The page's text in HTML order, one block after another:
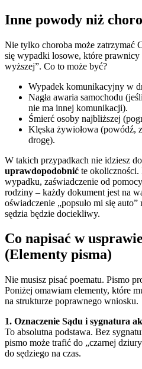
Inne powody niż
Nie tylko choroba może zatrzymać
się wypadki losowe, które prawnicy
wyższej”. Co to może być?
Wypadek komunikacyjny w
Nagła awaria samochodu
nie ma innej komunikacji).
Śmierć osoby najbliższej
Klęska żywiołowa (powódź,
drogę).
W takich przypadkach nie idziesz
uprawdopodobnić te okoliczności.
wypadku, zaświadczenie od
rodziny – każdy dokument jest na
oświadczenie „popsuło mi się
sędzia będzie dociekliwy.
Co napisać w
(Elementy pisma)
Nie musisz pisać poematu. Pismo
Poniżej omawiam elementy, które
na strukturze poprawnego wniosku.
1. Oznaczenie Sądu i sygnatura
To absolutna podstawa. Bez
pismo może trafić do „czarnej
do sędziego na czas.